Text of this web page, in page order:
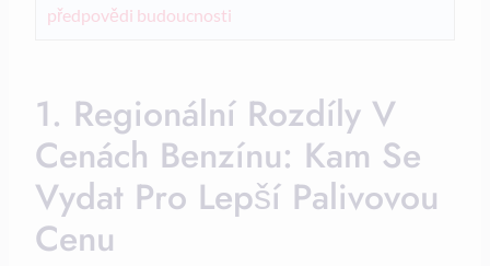
předpovědi budoucnosti
1. Regionální Rozdíly V
Cenách Benzínu: Kam Se
Vydat Pro Lepší Palivovou
Cenu